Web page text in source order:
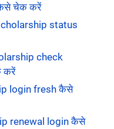
चेक करें
status
check
करें
login fresh कैसे
renewal login कैसे